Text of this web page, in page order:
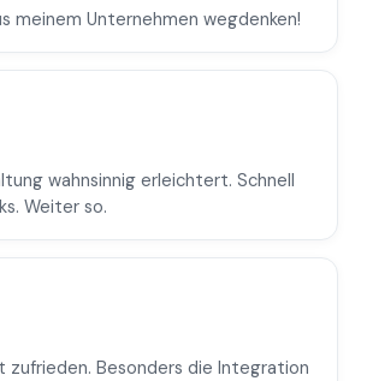
meinem Unternehmen wegdenken!
wahnsinnig erleichtert. Schnell
Weiter so.
Besonders die Integration